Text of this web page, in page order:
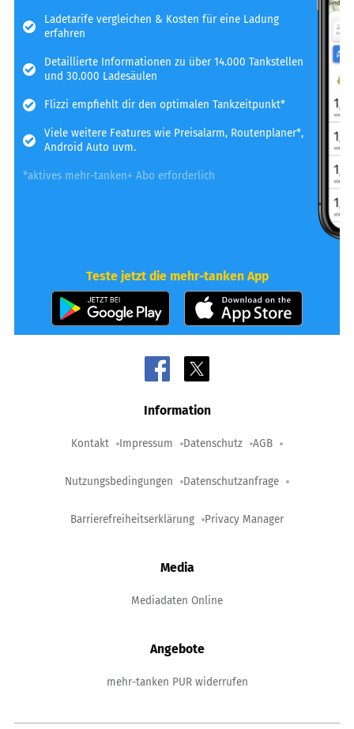
Ladetarife vergleichen & Kosten für eine Ladung
erfahren
Detaillierte Informationen zu über 14.000 Tankstellen
und 30.000 Ladesäulen
Flizzi empfiehlt dir den optimalen Tankzeitpunkt*
Viele weitere Features wie Preisalarm, Routenplaner*,
Android Auto uvm.
*aktives mehr-tanken+ Abo erforderlich
Teste jetzt die mehr-tanken App
Information
Kontakt Impressum Datenschutz AGB
Nutzungsbedingungen Datenschutzanfrage
Barrierefreiheitserklärung Privacy Manager
Media
Mediadaten Online
Angebote
mehr-tanken PUR widerrufen